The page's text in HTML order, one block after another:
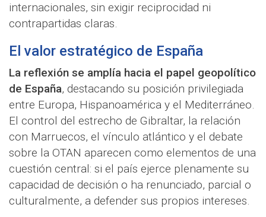
internacionales, sin exigir reciprocidad ni
contrapartidas claras.
El valor estratégico de España
La reflexión se amplía hacia el papel geopolítico
de España, destacando su posición privilegiada
entre Europa, Hispanoamérica y el Mediterráneo.
El control del estrecho de Gibraltar, la relación
con Marruecos, el vínculo atlántico y el debate
sobre la OTAN aparecen como elementos de una
cuestión central: si el país ejerce plenamente su
capacidad de decisión o ha renunciado, parcial o
culturalmente, a defender sus propios intereses.